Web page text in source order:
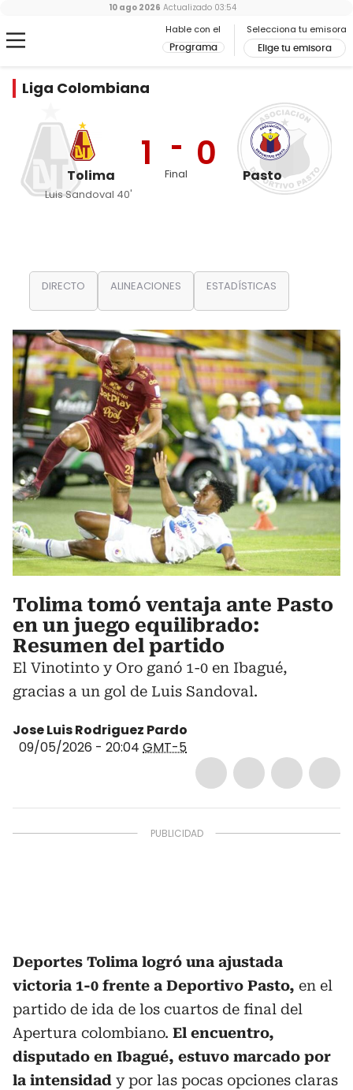
Hable con el
Programa
Selecciona tu emisora
Elige tu emisora
10 ago 2026 Actualizado 03:54
Liga Colombiana
Tolima
1
Luis Sandoval 40'
Pasto
0
Final
DIRECTO ALINEACIONES ESTADÍSTICAS
Tolima tomó ventaja ante Pasto
en un juego equilibrado:
Resumen del partido
El Vinotinto y Oro ganó 1-0 en Ibagué,
gracias a un gol de Luis Sandoval.
Jose Luis Rodriguez Pardo
09/05/2026 - 20:04 GMT-5
Deportes Tolima logró una ajustada
victoria 1-0 frente a Deportivo Pasto, en el
partido de ida de los cuartos de final del
Apertura colombiano. El encuentro,
disputado en Ibagué, estuvo marcado por
la intensidad y por las pocas opciones claras